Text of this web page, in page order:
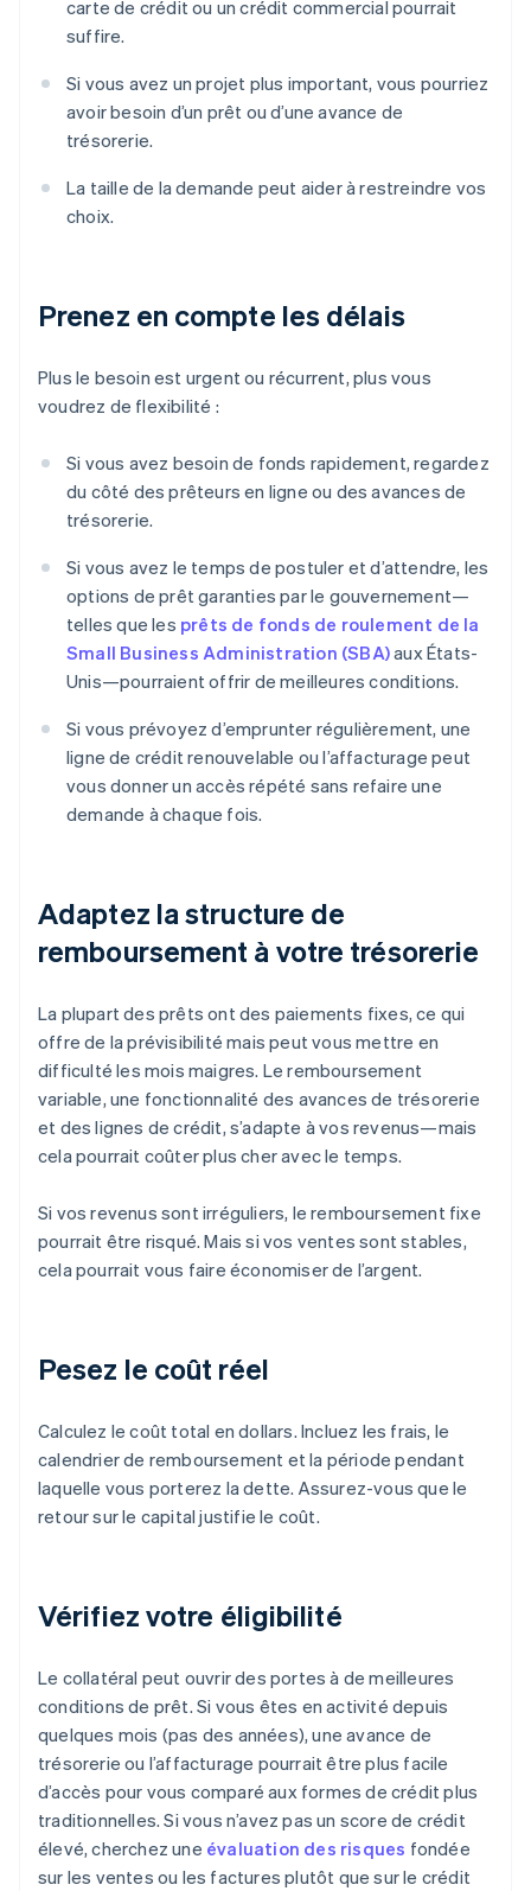
carte de crédit ou un crédit commercial pourrait
suffire.
Si vous avez un projet plus important, vous pourriez
avoir besoin d’un prêt ou d’une avance de
trésorerie.
La taille de la demande peut aider à restreindre vos
choix.
Prenez en compte les délais
Plus le besoin est urgent ou récurrent, plus vous
voudrez de flexibilité :
Si vous avez besoin de fonds rapidement, regardez
du côté des prêteurs en ligne ou des avances de
trésorerie.
Si vous avez le temps de postuler et d’attendre, les
options de prêt garanties par le gouvernement—
telles que les prêts de fonds de roulement de la
Small Business Administration (SBA)aux États-
Unis—pourraient offrir de meilleures conditions.
Si vous prévoyez d’emprunter régulièrement, une
ligne de crédit renouvelable ou l’affacturage peut
vous donner un accès répété sans refaire une
demande à chaque fois.
Adaptez la structure de
remboursement à votre trésorerie
La plupart des prêts ont des paiements fixes, ce qui
offre de la prévisibilité mais peut vous mettre en
difficulté les mois maigres. Le remboursement
variable, une fonctionnalité des avances de trésorerie
et des lignes de crédit, s’adapte à vos revenus—mais
cela pourrait coûter plus cher avec le temps.
Si vos revenus sont irréguliers, le remboursement fixe
pourrait être risqué. Mais si vos ventes sont stables,
cela pourrait vous faire économiser de l’argent.
Pesez le coût réel
Calculez le coût total en dollars. Incluez les frais, le
calendrier de remboursement et la période pendant
laquelle vous porterez la dette. Assurez-vous que le
retour sur le capital justifie le coût.
Vérifiez votre éligibilité
Le collatéral peut ouvrir des portes à de meilleures
conditions de prêt. Si vous êtes en activité depuis
quelques mois (pas des années), une avance de
trésorerie ou l’affacturage pourrait être plus facile
d’accès pour vous comparé aux formes de crédit plus
traditionnelles. Si vous n’avez pas un score de crédit
élevé, cherchez une évaluation des risques fondée
sur les ventes ou les factures plutôt que sur le crédit